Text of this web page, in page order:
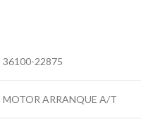
36100-22875
MOTOR ARRANQUE A/T